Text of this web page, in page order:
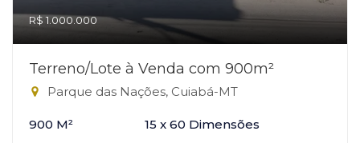
R$ 1.000.000
Terreno/Lote à Venda com 900m²
Parque das Nações, Cuiabá-MT
900 M² 15 x 60 Dimensões